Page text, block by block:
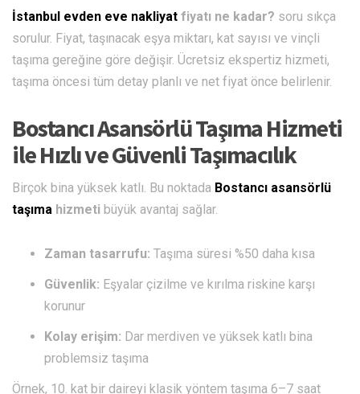
İstanbul evden eve nakliyat fiyatı ne kadar? soru sıkça
sorulur. Fiyat, taşınacak eşya miktarı, kat sayısı ve vinçli
taşıma gereğine göre değişir. Ücretsiz ekspertiz hizmeti,
taşıma öncesi tüm detay planlı ve net fiyat önce belirlenir.
Bostancı Asansörlü Taşıma Hizmeti
ile Hızlı ve Güvenli Taşımacılık
Birçok bina yüksek katlı. Bu noktada Bostancı asansörlü
taşıma hizmeti büyük avantaj sağlar.
Zaman tasarrufu: Taşıma süresi %50 daha kısa
Güvenlik: Eşyalar çizilme ve kırılma riskine karşı
korunur
Kolay erişim: Dar merdiven ve yüksek katlı bina
problemsiz taşıma
Örnek, 10. kat bir daireyi klasik yöntem taşıma 6–7 saat